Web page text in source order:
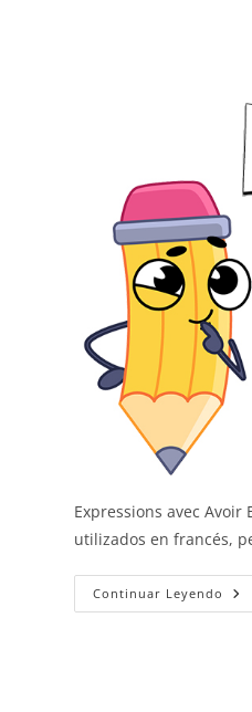
Expressions avec
utilizados en francés,
Continuar Leyendo